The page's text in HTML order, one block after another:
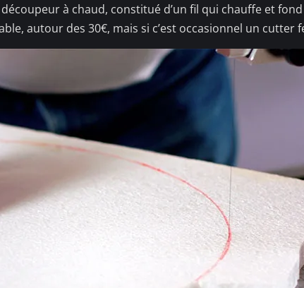
à chaud, constitué d’un fil qui chauffe et
autour des 30€, mais si c’est occasionnel un cutter